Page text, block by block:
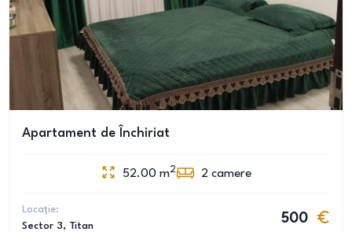
Apartament de Închiriat
52.00 m2 2 camere
Locație:
Sector 3, Titan
500